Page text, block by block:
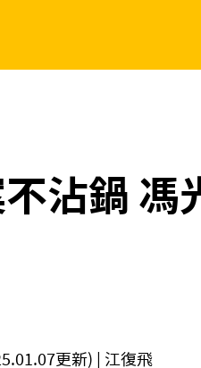
沾鍋 馮
更新) | 江復飛